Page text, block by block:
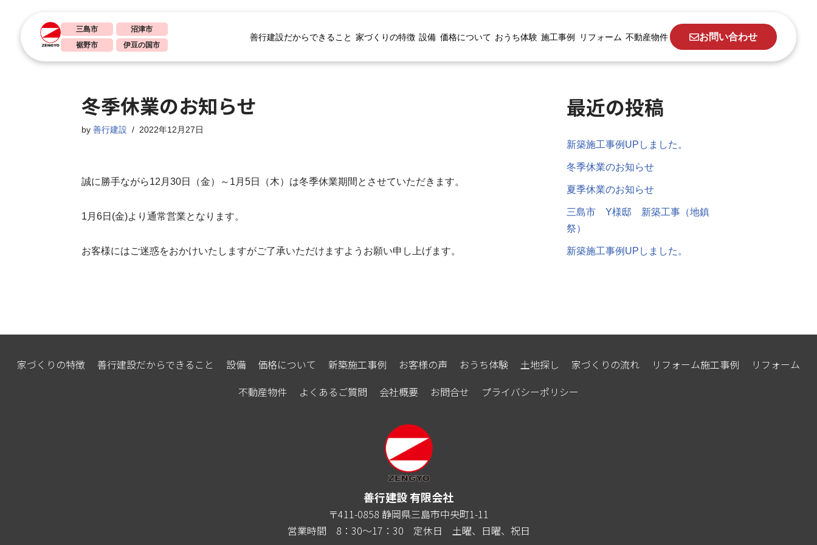
三島市
沼津市
裾野市
伊豆の国市
善行建設だからできること 家づくりの特徴 設備 価格について おうち体験 施工事例 リフォーム 不動産物件 お問い合わせ
冬季休業のお知らせ
by善行建設 2022年12月27日
誠に勝手ながら12月30日（金）～1月5日（木）は冬季休業期間とさせていただきます。
1月6日(金)より通常営業となります。
お客様にはご迷惑をおかけいたしますがご了承いただけますようお願い申し上げます。
最近の投稿
新築施工事例UPしました。
冬季休業のお知らせ
夏季休業のお知らせ
三島市 Y様邸 新築工事（地鎮
祭）
新築施工事例UPしました。
家づくりの特徴 善行建設だからできること 設備 価格について 新築施工事例 お客様の声 おうち体験 土地探し 家づくりの流れ リフォーム施工事例
リフォーム
不動産物件
よくあるご質問 会社概要 お問合せ プライバシーポリシー
善行建設 有限会社
〒411-0858 静岡県三島市中央町1-11
営業時間 8：30～17：30 定休日 土曜、日曜、祝日